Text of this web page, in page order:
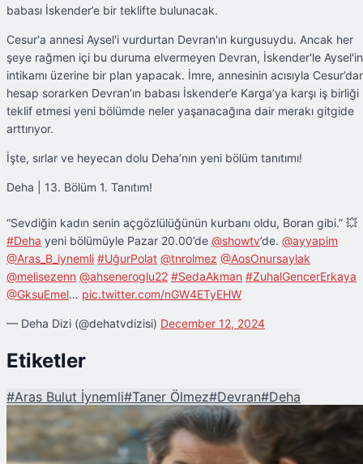
babası İskender’e bir teklifte bulunacak.
Cesur'a annesi Aysel'i vurdurtan Devran'ın kurgusuydu. Ancak her
şeye rağmen içi bu duruma elvermeyen Devran, İskender'le Aysel'in
intikamı üzerine bir plan yapacak. İmre, annesinin acısıyla
hesap sorarken Devran’ın babası İskender’e Karga’ya karşı iş birliği
teklif etmesi yeni bölümde neler yaşanacağına dair merakı gitgide
arttırıyor.
İşte, sırlar ve heyecan dolu Deha’nın yeni bölüm tanıtımı!
Deha | 13. Bölüm 1. Tanıtım!
“Sevdiğin kadın senin açgözlülüğünün kurbanı oldu, Boran gibi.” 💥
#Deha yeni bölümüyle Pazar 20.00’de @showtv’de. @ayyapim
@Aras_B_iynemli #UğurPolat @tnrolmez @AosOnursaylak
@melisezenn @ahseneroglu22 #SedaAkman #ZuhalGencerErkaya
@GksuEmel… pic.twitter.com/nGW4ETyEHW
— Deha Dizi (@dehatvdizisi) December 12, 2024
Etiketler
#Aras Bulut İynemli#Taner Ölmez#Devran#Deha
Şu An Okunan